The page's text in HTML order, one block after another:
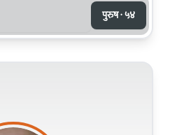
पुरुष · ५४